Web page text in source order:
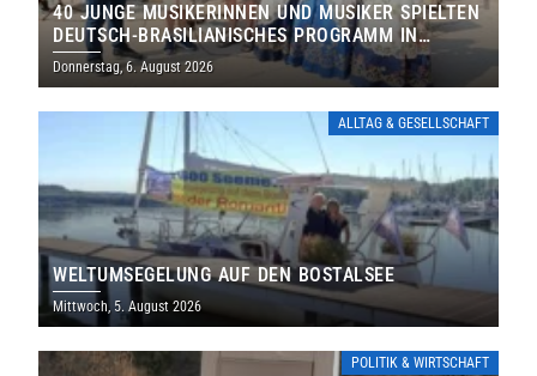
40 JUNGE MUSIKERINNEN UND MUSIKER SPIELTEN
DEUTSCH-BRASILIANISCHES PROGRAMM IN
THOLEY
Donnerstag, 6. August 2026
ALLTAG & GESELLSCHAFT
WELTUMSEGELUNG AUF DEN BOSTALSEE
Mittwoch, 5. August 2026
POLITIK & WIRTSCHAFT